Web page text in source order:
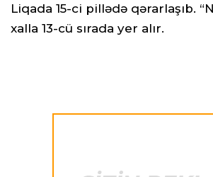
Liqada 15-ci pillədə qərarlaşıb.
xalla 13-cü sırada yer alır.